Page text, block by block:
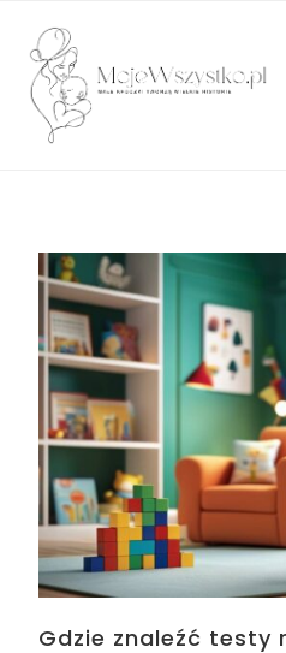
Gdzie znaleźć testy